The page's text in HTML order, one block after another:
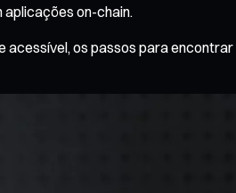
on-chain.
acessível, os passos para